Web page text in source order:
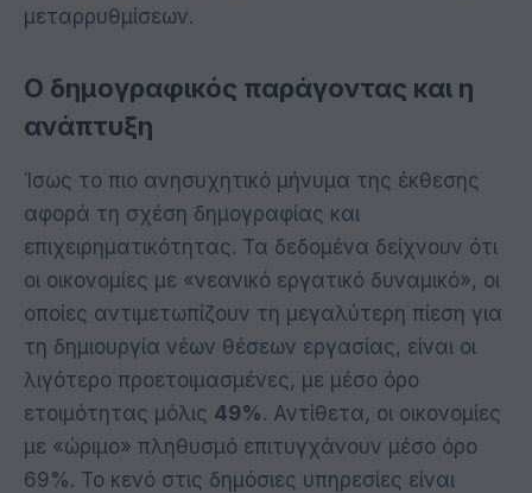
μεταρρυθμίσεων.
Ο δημογραφικός παράγοντας και η
ανάπτυξη
Ίσως το πιο ανησυχητικό μήνυμα της έκθεσης
αφορά τη σχέση δημογραφίας και
επιχειρηματικότητας. Τα δεδομένα δείχνουν ότι
οι οικονομίες με «νεανικό εργατικό δυναμικό», οι
οποίες αντιμετωπίζουν τη μεγαλύτερη πίεση για
τη δημιουργία νέων θέσεων εργασίας, είναι οι
λιγότερο προετοιμασμένες, με μέσο όρο
ετοιμότητας μόλις 49%. Αντίθετα, οι οικονομίες
με «ώριμο» πληθυσμό επιτυγχάνουν μέσο όρο
69%. Το κενό στις δημόσιες υπηρεσίες είναι